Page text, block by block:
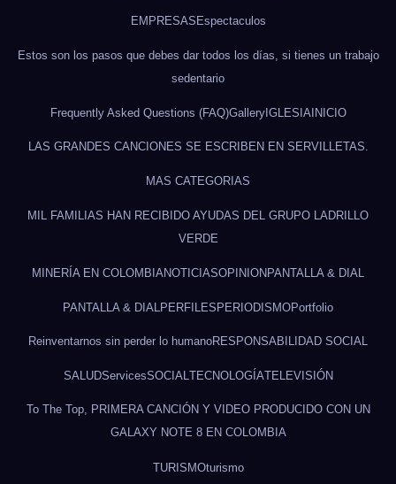
EMPRESASEspectaculos
Estos son los pasos que debes dar todos los días, si tienes un trabajo
sedentario
Frequently Asked Questions (FAQ)GalleryIGLESIAINICIO
LAS GRANDES CANCIONES SE ESCRIBEN EN SERVILLETAS.
MAS CATEGORIAS
MIL FAMILIAS HAN RECIBIDO AYUDAS DEL GRUPO LADRILLO
VERDE
MINERÍA EN COLOMBIANOTICIASOPINIONPANTALLA & DIAL
PANTALLA & DIAL PERFILESPERIODISMOPortfolio
Reinventarnos sin perder lo humanoRESPONSABILIDAD SOCIAL
SALUDServicesSOCIAL TECNOLOGÍATELEVISIÓN
To The Top, PRIMERA CANCIÓN Y VIDEO PRODUCIDO CON UN
GALAXY NOTE 8 EN COLOMBIA
TURISMOturismo